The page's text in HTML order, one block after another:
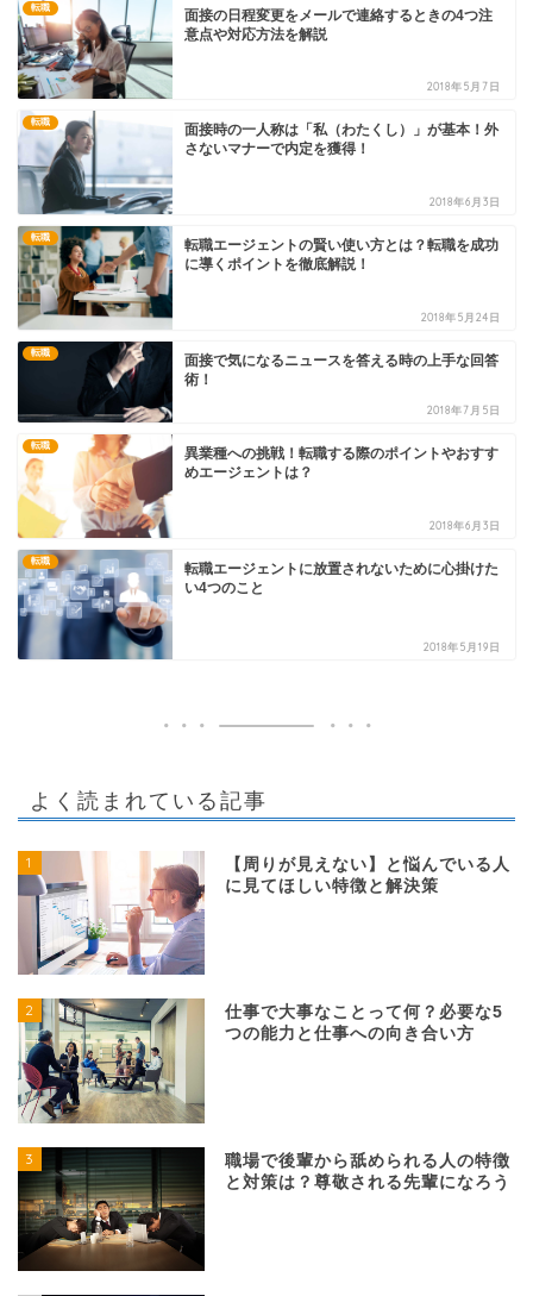
転職
面接の日程変更をメールで連絡するときの4つ注
意点や対応方法を解説
2018年5月7日
転職
面接時の一人称は「私（わたくし）」が基本！外
さないマナーで内定を獲得！
2018年6月3日
転職
転職エージェントの賢い使い方とは？転職を成功
に導くポイントを徹底解説！
2018年5月24日
転職
面接で気になるニュースを答える時の上手な回答
術！
2018年7月5日
転職
異業種への挑戦！転職する際のポイントやおすす
めエージェントは？
2018年6月3日
転職
転職エージェントに放置されないために心掛けた
い4つのこと
2018年5月19日
よく読まれている記事
1
【周りが見えない】と悩んでいる人
に見てほしい特徴と解決策
2
仕事で大事なことって何？必要な5
つの能力と仕事への向き合い方
3
職場で後輩から舐められる人の特徴
と対策は？尊敬される先輩になろう